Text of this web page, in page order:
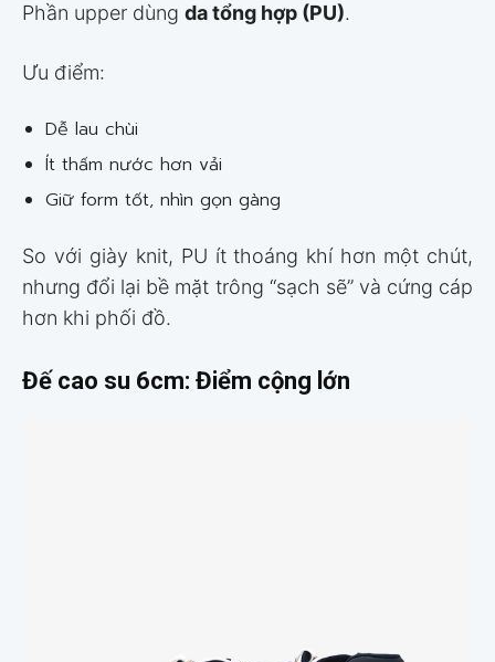
Phần upper dùng da tổng hợp (PU).
Ưu điểm:
Dễ lau chùi
Ít thấm nước hơn vải
Giữ form tốt, nhìn gọn gàng
So với giày knit, PU ít thoáng khí hơn một chút,
nhưng đổi lại bề mặt trông “sạch sẽ” và cứng cáp
hơn khi phối đồ.
Đế cao su 6cm: Điểm cộng lớn